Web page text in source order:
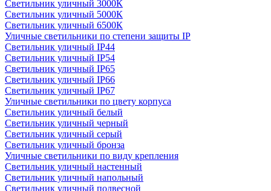
Cветильник уличный 3000К
Cветильник уличный 5000К
Cветильник уличный 6500К
Уличные светильники по степени защиты IP
Светильник уличный IP44
Светильник уличный IP54
Светильник уличный IP65
Светильник уличный IP66
Светильник уличный IP67
Уличные светильники по цвету корпуса
Светильник уличный белый
Светильник уличный черный
Светильник уличный серый
Светильник уличный бронза
Уличные светильники по виду крепления
Светильник уличный настенный
Светильник уличный напольный
Светильник уличный подвесной